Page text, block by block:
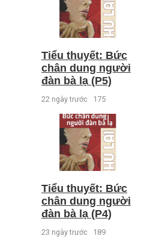
Tiểu thuyết: Bức
chân dung người
đàn bà lạ (P5)
22 ngày trước 175
Tiểu thuyết: Bức
chân dung người
đàn bà lạ (P4)
23 ngày trước 189